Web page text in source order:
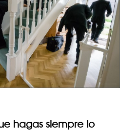
hagas siempre lo